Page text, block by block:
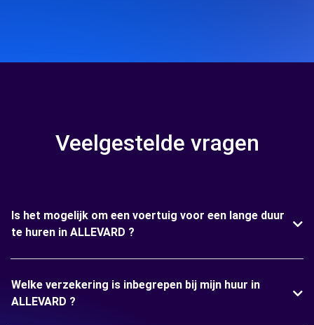
Veelgestelde vragen
Is het mogelijk om een voertuig voor een lange duur
te huren in ALLEVARD ?
Welke verzekering is inbegrepen bij mijn huur in
ALLEVARD ?